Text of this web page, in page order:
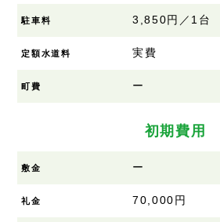
駐車料 3,850円／1台
定額水道料 実費
町費 ー
初期費用
敷金 ー
礼金 70,000円